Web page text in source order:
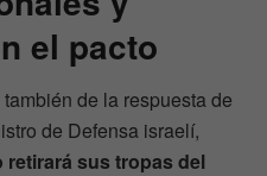
el pacto
de la respuesta de
de Defensa israelí,
retirará sus tropas del